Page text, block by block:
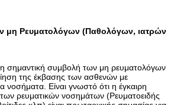
μη Ρευματολόγων (Παθολόγων, ιατρών
σημαντική συμβολή των μη ρευματολόγων
της έκβασης των ασθενών με
νοσήματα. Είναι γνωστό ότι η έγκαιρη
ρευματικών νοσημάτων (Ρευματοειδής